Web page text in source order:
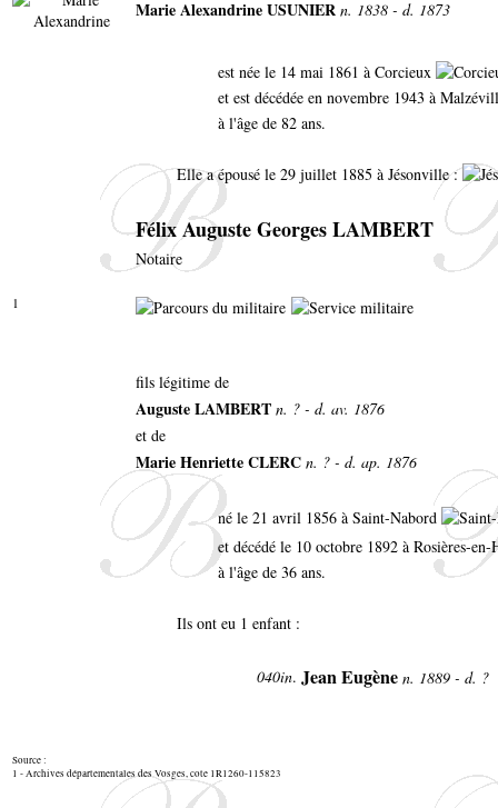
Marie Alexandrine USUNIER n. 1838 - d. 1873
est née le 14 mai 1861 à Corcieux
et est décédée en novembre 1943 à
à l'âge de 82 ans.
Elle a épousé le 29 juillet 1885 à Jésonville :
Félix Auguste Georges LAMBERT
Notaire
1
fils légitime de
Auguste LAMBERT n. ? - d. av. 1876
et de
Marie Henriette CLERC n. ? - d. ap. 1876
né le 21 avril 1856 à Saint-Nabord
et décédé le 10 octobre 1892 à Rosières-
à l'âge de 36 ans.
Ils ont eu 1 enfant :
040in. Jean Eugène n. 1889 - d. ?
Source :
1 - Archives départementales des Vosges, cote 1R1260-115823